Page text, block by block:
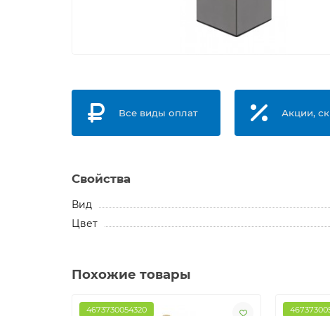
Все виды оплат Акции,
Свойства
Вид
Цвет
Похожие товары
4673730054320